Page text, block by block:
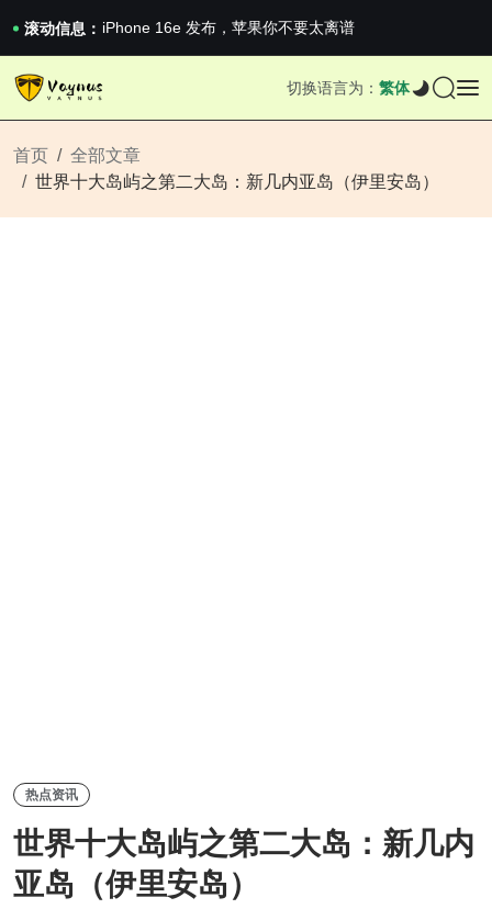
滚动信息： iPhone 16e 发布，苹果你不要太离谱
2026澳网男单收官：全满贯对上全满亚，德约...
《巅峰守卫 Highguard》正式上线，官...
切换语言为： 繁体
首页
全部文章
世界十大岛屿之第二大岛：新几内亚岛（伊里安岛）
热点资讯
世界十大岛屿之第二大岛：新几内
亚岛（伊里安岛）